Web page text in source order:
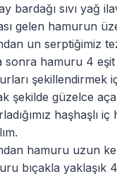
bardağı sıvı yağ
gelen hamurun
un serptiğimiz
sonra hamuru 4
şekillendirmek
şekilde güzelce
hamuru uzun
bıçakla yaklaşık